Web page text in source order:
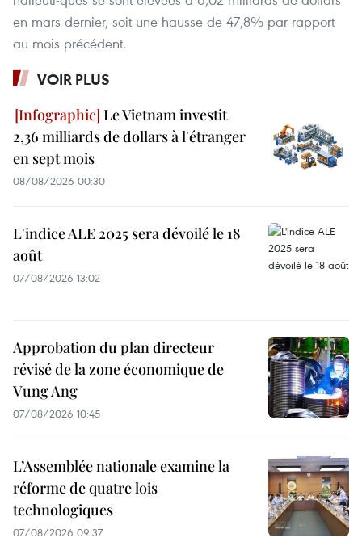
en mars dernier, soit une hausse de 47,8% par rapport
au mois précédent.
VOIR PLUS
Le Vietnam investit
2,36 milliards de dollars à l'étranger
en sept mois
08/08/2026 00:30
L'indice ALE 2025 sera dévoilé le 18
août
07/08/2026 13:02
Approbation du plan directeur
révisé de la zone économique de
Vung Ang
07/08/2026 10:45
L’Assemblée nationale examine la
réforme de quatre lois
technologiques
07/08/2026 09:37